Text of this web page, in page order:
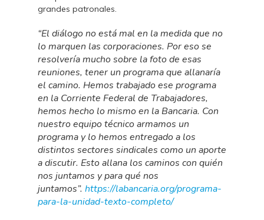
grandes patronales.
“El diálogo no está mal en la medida que no
lo marquen las corporaciones. Por eso se
resolvería mucho sobre la foto de esas
reuniones, tener un programa que allanaría
el camino. Hemos trabajado ese programa
en la Corriente Federal de Trabajadores,
hemos hecho lo mismo en la Bancaria. Con
nuestro equipo técnico armamos un
programa y lo hemos entregado a los
distintos sectores sindicales como un aporte
a discutir. Esto allana los caminos con quién
nos juntamos y para qué nos
juntamos”. https://labancaria.org/programa-
para-la-unidad-texto-completo/